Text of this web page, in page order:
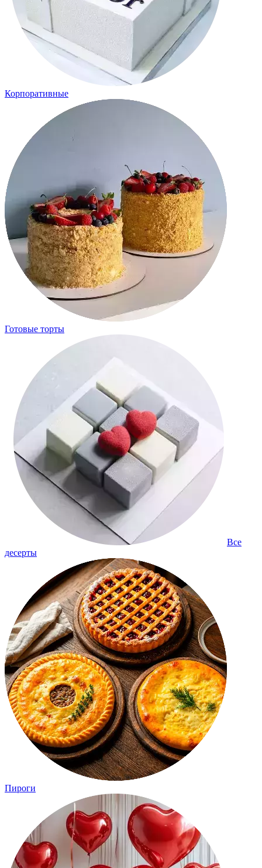
Корпоративные
Готовые торты
Все
десерты
Пироги